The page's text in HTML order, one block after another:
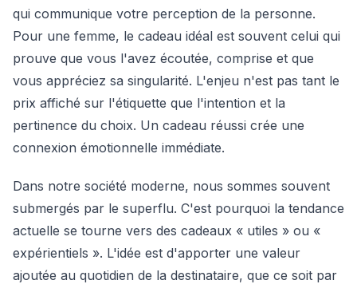
qui communique votre perception de la personne.
Pour une femme, le cadeau idéal est souvent celui qui
prouve que vous l'avez écoutée, comprise et que
vous appréciez sa singularité. L'enjeu n'est pas tant le
prix affiché sur l'étiquette que l'intention et la
pertinence du choix. Un cadeau réussi crée une
connexion émotionnelle immédiate.
Dans notre société moderne, nous sommes souvent
submergés par le superflu. C'est pourquoi la tendance
actuelle se tourne vers des cadeaux « utiles » ou «
expérientiels ». L'idée est d'apporter une valeur
ajoutée au quotidien de la destinataire, que ce soit par